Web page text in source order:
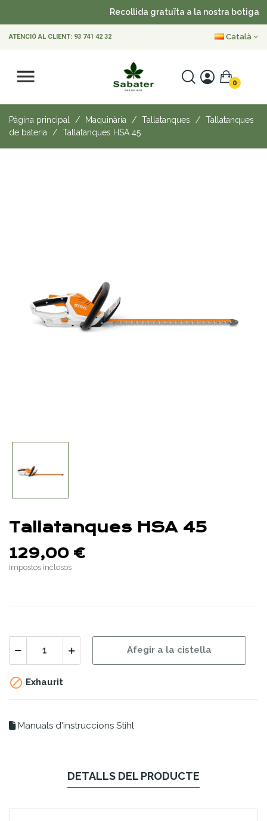
Recollida gratuïta a la nostra botiga
ATENCIÓ AL CLIENT: 93 741 42 32 Català
0
Pàgina principal Maquinària Tallatanques
Tallatanques
de bateria
Tallatanques HSA 45
Tallatanques HSA 45
129,00 €
Impostos inclosos
Afegir a la cistella
 Exhaurit
Manuals d'instruccions Stihl
DETALLS DEL PRODUCTE